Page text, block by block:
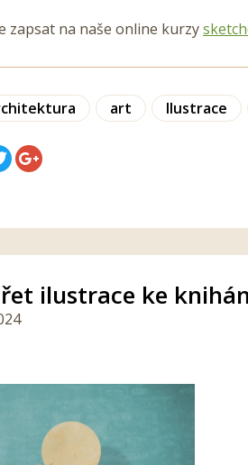
zapsat na naše online kurzy
art Ilustrace
ilustrace ke